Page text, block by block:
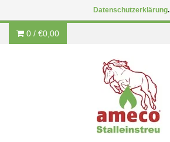
0 / €0,00
Datenschutzerklärung.